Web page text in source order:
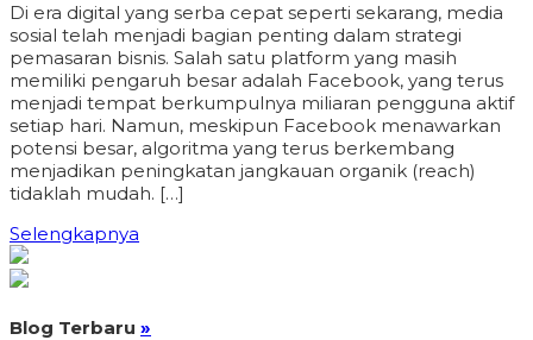
Di era digital yang serba cepat seperti sekarang, media
sosial telah menjadi bagian penting dalam strategi
pemasaran bisnis. Salah satu platform yang masih
memiliki pengaruh besar adalah Facebook, yang terus
menjadi tempat berkumpulnya miliaran pengguna aktif
setiap hari. Namun, meskipun Facebook menawarkan
potensi besar, algoritma yang terus berkembang
menjadikan peningkatan jangkauan organik (reach)
tidaklah mudah. […]
Selengkapnya
Blog Terbaru »